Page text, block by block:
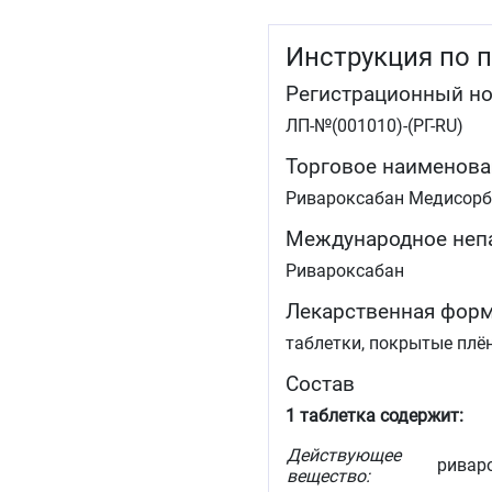
Инструкция по
Регистрационный
ЛП-№(001010)-(РГ-RU)
Торговое
Ривароксабан Медисорб
Международное
Ривароксабан
Лекарственная
таблетки, покрытые
Состав
1 таблетка содержит:
Действующее
вещество: